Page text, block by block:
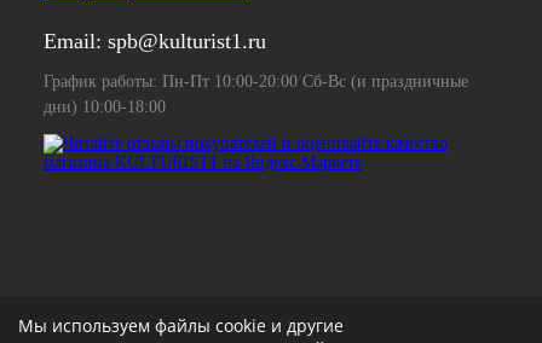
Email: spb@kulturist1.ru
График работы: Пн-Пт 10:00-20:00 Сб-Вс (и праздничные
дни) 10:00-18:00
Мы используем файлы cookie и другие